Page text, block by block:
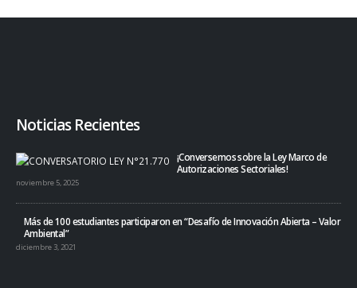
Noticias Recientes
¡Conversemos sobre la Ley Marco de
Autorizaciones Sectoriales!
noviembre 5, 2025
Más de 100 estudiantes participaron en “Desafío de Innovación Abierta – Valor
Ambiental”
diciembre 3, 2021